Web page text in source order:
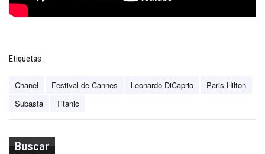
Etiquetas :
Chanel Festival de Cannes Leonardo DiCaprio
Paris Hilton
Subasta
Titanic
Buscar